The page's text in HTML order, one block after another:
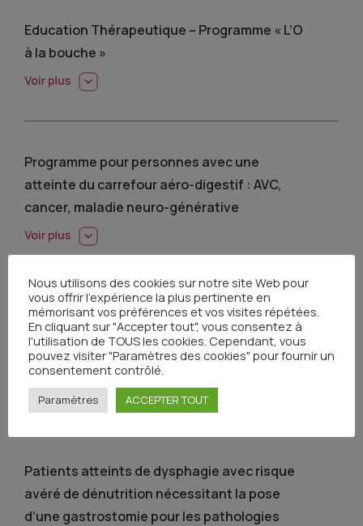
Education Thérapeutique – Programme « L’O
à la bouche »
Programme pour personnes avec une
atteinte du carrefour aéro-digestif : AVC,
cancer, maladie neuro-générative
Laryngectomie / Trachéotomie –
Programme « Patient Laryngectomisé et
trachéotomisé »
Patients atteints de dysphagie avec risque
avéré de dénutrition nécessitant la pose
d’une gastrostomie pour les pathologies
Nous utilisons des cookies sur notre site Web pour
vous offrir l'expérience la plus pertinente en
mémorisant vos préférences et vos visites répétées.
En cliquant sur "Accepter tout", vous consentez à
l'utilisation de TOUS les cookies. Cependant, vous
pouvez visiter "Paramètres des cookies" pour fournir un
consentement contrôlé.
Paramètres ACCEPTER TOUT